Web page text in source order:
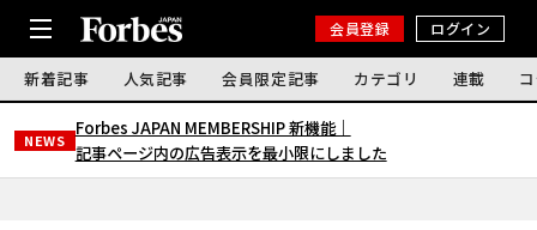
会員登録 ログイン
新着記事 人気記事 会員限定記事 カテゴリ 連載
NEWS
Forbes JAPAN MEMBERSHIP 新機能｜
記事ページ内の広告表示を最小限にしました